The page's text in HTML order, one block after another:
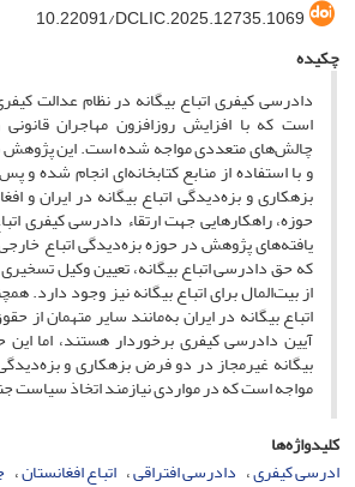
10.22091/DCLIC.2025.12735.1069
چکیده
دادرسی کیفری اتباع بیگانه در نظام عدالت
است که با افزایش روزافزون مهاجران قانونی
چالش‌های متعددی مواجه شده است. این پژوهش
و با استفاده از منابع کتابخانه‌ای انجام شده و
بزهکاری و بزه‌دیدگی اتباع بیگانه در ایران و
حوزه، راهکارهایی جهت ارتقاء دادرسی کیفری
یافته‌های پژوهش در حوزه بزه‌دیدگی اتباع
که حق دادرسی اتباع بیگانه، تعیین وکیل
از بیت‌المال برای اتباع بیگانه نیز وجود دارد.
اتباع بیگانه در ایران به‌مانند سایر متهمان از
آیین دادرسی کیفری برخوردار هستند، اما
بیگانه غیرمجاز در دو فرض بزهکاری و
مواجه است که در مواردی نیازمند اتخاذ سیاست
کلیدواژه‌ها
ادرسی کیفری دادرسی افتراقی اتباع افغانستان